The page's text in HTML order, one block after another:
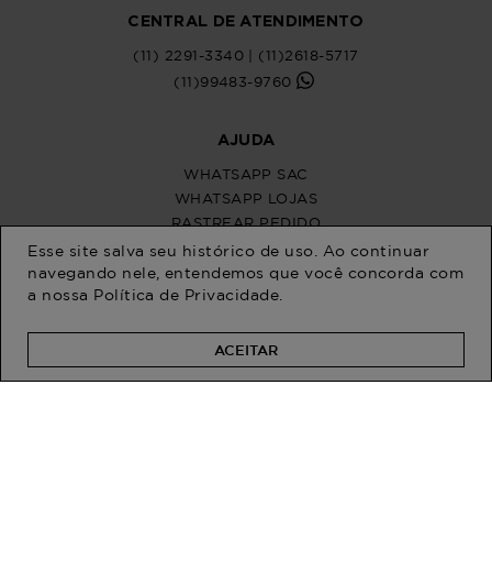
Esse site salva seu histórico de uso. Ao continuar
navegando nele, entendemos que você concorda com
a nossa Política de Privacidade
ACEITAR